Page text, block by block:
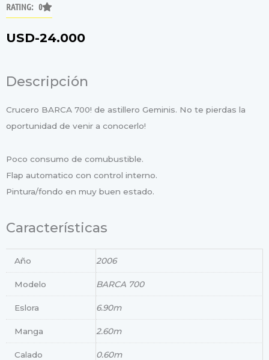
RATING: 0
USD-24.000
Descripción
Crucero BARCA 700! de astillero Geminis. No te pierdas la
oportunidad de venir a conocerlo!
Poco consumo de comubustible.
Flap automatico con control interno.
Pintura/fondo en muy buen estado.
Características
Año 2006
Modelo BARCA 700
Eslora 6.90m
Manga 2.60m
Calado 0.60m